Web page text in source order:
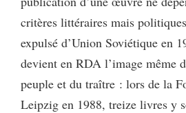
critères littéraires mais
expulsé d’Union Soviétique en
devient en RDA l’image même
peuple et du traître : lors de la
Leipzig en 1988, treize livres y